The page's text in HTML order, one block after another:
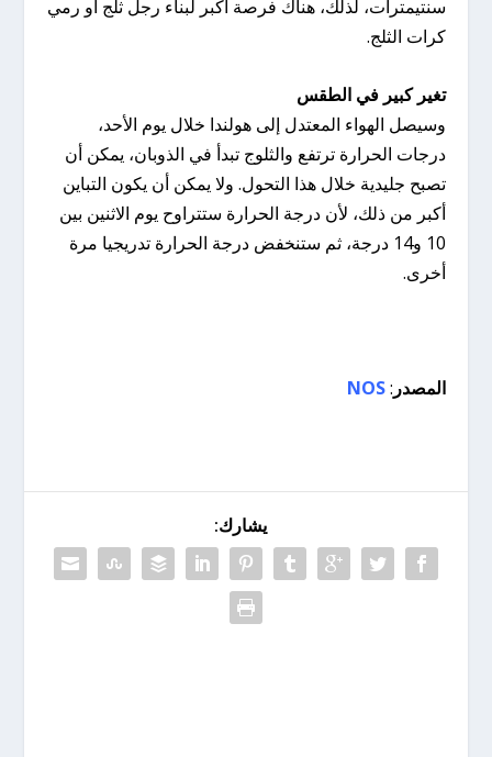
سنتيمترات، لذلك، هناك فرصة أكبر لبناء رجل ثلج أو رمي
كرات الثلج.
تغير كبير في الطقس
وسيصل الهواء المعتدل إلى هولندا خلال يوم الأحد،
درجات الحرارة ترتفع والثلوج تبدأ في الذوبان، يمكن أن
تصبح جليدية خلال هذا التحول. ولا يمكن أن يكون التباين
أكبر من ذلك، لأن درجة الحرارة ستتراوح يوم الاثنين بين
10 و14 درجة، ثم ستنخفض درجة الحرارة تدريجيا مرة
أخرى.
المصدر :
NOS
يشارك: